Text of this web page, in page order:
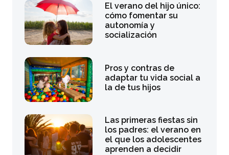
El verano del hijo único:
cómo fomentar su
autonomía y
socialización
Pros y contras de
adaptar tu vida social a
la de tus hijos
Las primeras fiestas sin
los padres: el verano en
el que los adolescentes
aprenden a decidir